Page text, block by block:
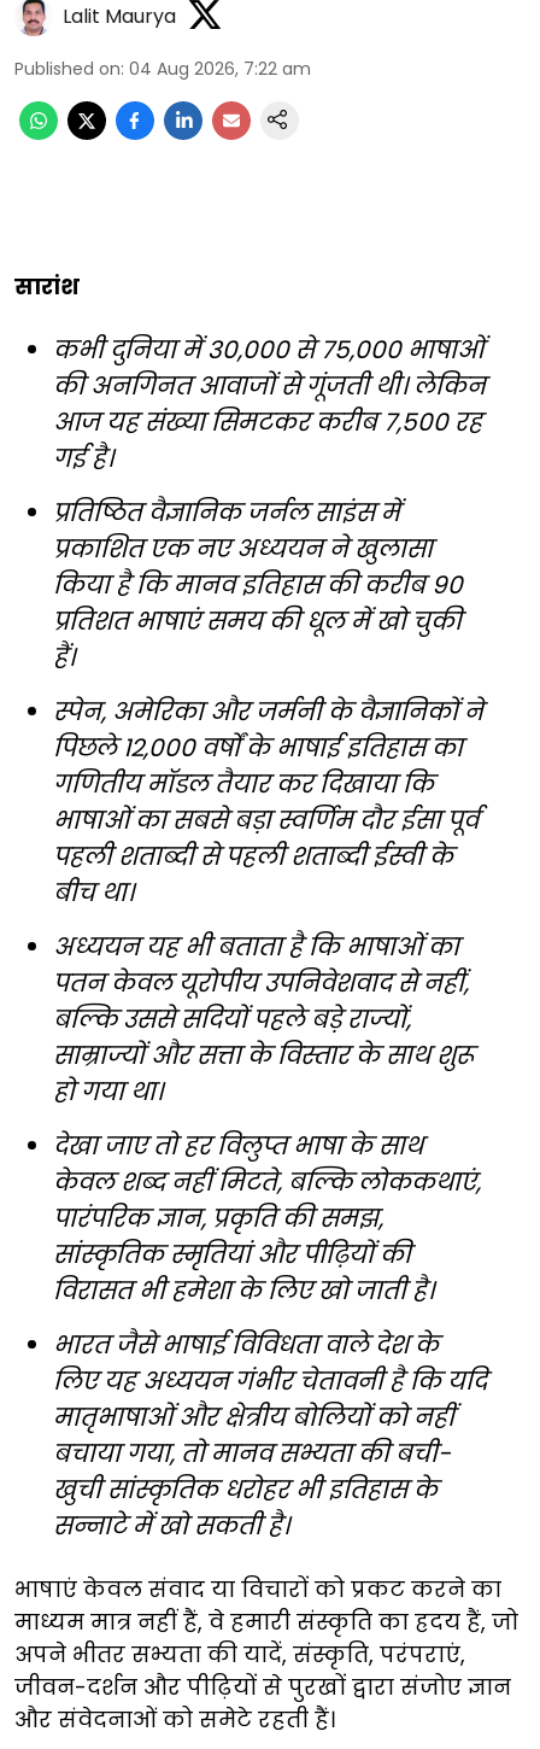
Lalit Maurya
Published on: 04 Aug 2026, 7:22 am
सारांश
कभी दुनिया में 30,000 से 75,000 भाषाओं
की अनगिनत आवाजों से गूंजती थी। लेकिन
आज यह संख्या सिमटकर करीब 7,500 रह
गई है।
प्रतिष्ठित वैज्ञानिक जर्नल साइंस में
प्रकाशित एक नए अध्ययन ने खुलासा
किया है कि मानव इतिहास की करीब 90
प्रतिशत भाषाएं समय की धूल में खो चुकी
हैं।
स्पेन, अमेरिका और जर्मनी के वैज्ञानिकों ने
पिछले 12,000 वर्षों के भाषाई इतिहास का
गणितीय मॉडल तैयार कर दिखाया कि
भाषाओं का सबसे बड़ा स्वर्णिम दौर ईसा पूर्व
पहली शताब्दी से पहली शताब्दी ईस्वी के
बीच था।
अध्ययन यह भी बताता है कि भाषाओं का
पतन केवल यूरोपीय उपनिवेशवाद से नहीं,
बल्कि उससे सदियों पहले बड़े राज्यों,
साम्राज्यों और सत्ता के विस्तार के साथ शुरू
हो गया था।
देखा जाए तो हर विलुप्त भाषा के साथ
केवल शब्द नहीं मिटते, बल्कि लोककथाएं,
पारंपरिक ज्ञान, प्रकृति की समझ,
सांस्कृतिक स्मृतियां और पीढ़ियों की
विरासत भी हमेशा के लिए खो जाती है।
भारत जैसे भाषाई विविधता वाले देश के
लिए यह अध्ययन गंभीर चेतावनी है कि यदि
मातृभाषाओं और क्षेत्रीय बोलियों को नहीं
बचाया गया, तो मानव सभ्यता की बची-
खुची सांस्कृतिक धरोहर भी इतिहास के
सन्नाटे में खो सकती है।
भाषाएं केवल संवाद या विचारों को प्रकट करने का
माध्यम मात्र नहीं हैं, वे हमारी संस्कृति का ह्रदय हैं, जो
अपने भीतर सभ्यता की यादें, संस्कृति, परंपराएं,
जीवन-दर्शन और पीढ़ियों से पुरखों द्वारा संजोए ज्ञान
और संवेदनाओं को समेटे रहती हैं।